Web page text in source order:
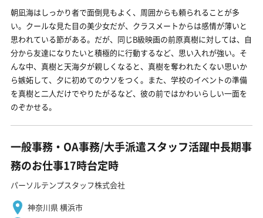
朝凪海はしっかり者で面倒見もよく、周囲からも頼られることが多
い。クールな見た目の美少女だが、クラスメートからは感情が薄いと
思われている節がある。だが、同じB級映画の前原真樹に対しては、自
分から友達になりたいと積極的に行動するなど、思い入れが強い。そ
んな中、真樹と天海夕が親しくなると、真樹を奪われたくない思いか
ら嫉妬して、夕に初めてのウソをつく。また、学校のイベントの準備
を真樹と二人だけでやりたがるなど、彼の前ではかわいらしい一面を
のぞかせる。
一般事務・OA事務/大手派遣スタッフ活躍中長期事
務のお仕事17時台定時
パーソルテンプスタッフ株式会社
神奈川県 横浜市